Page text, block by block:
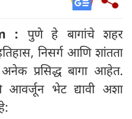
: पुणे हे बागांचे शहर
निसर्ग आणि शांतता
प्रसिद्ध बागा आहेत.
आवर्जून भेट द्यावी अशा